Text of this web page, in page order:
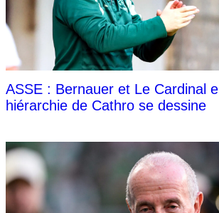
ASSE : Bernauer et Le Cardinal
hiérarchie de Cathro se dessine